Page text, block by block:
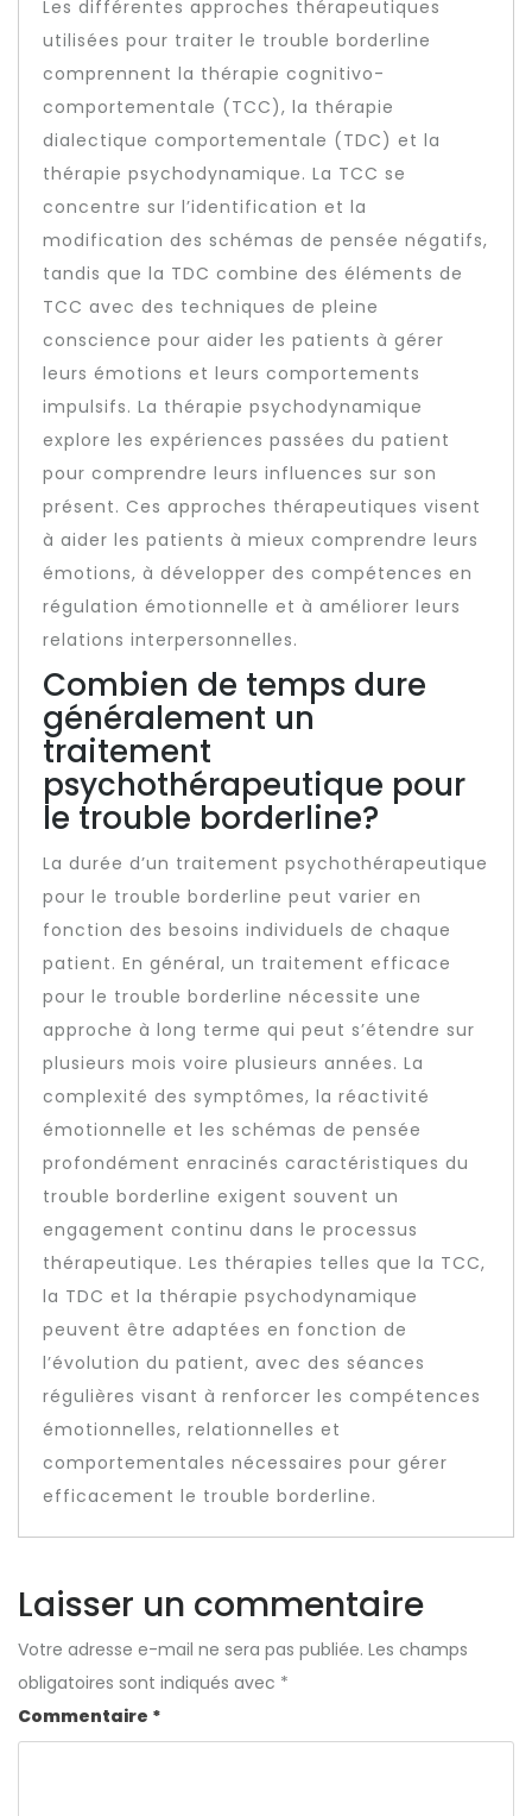
Les différentes approches thérapeutiques
utilisées pour traiter le trouble borderline
comprennent la thérapie cognitivo-
comportementale (TCC), la thérapie
dialectique comportementale (TDC) et la
thérapie psychodynamique. La TCC se
concentre sur l’identification et la
modification des schémas de pensée négatifs,
tandis que la TDC combine des éléments de
TCC avec des techniques de pleine
conscience pour aider les patients à gérer
leurs émotions et leurs comportements
impulsifs. La thérapie psychodynamique
explore les expériences passées du patient
pour comprendre leurs influences sur son
présent. Ces approches thérapeutiques visent
à aider les patients à mieux comprendre leurs
émotions, à développer des compétences en
régulation émotionnelle et à améliorer leurs
relations interpersonnelles.
Combien de temps dure
généralement un
traitement
psychothérapeutique pour
le trouble borderline?
La durée d’un traitement psychothérapeutique
pour le trouble borderline peut varier en
fonction des besoins individuels de chaque
patient. En général, un traitement efficace
pour le trouble borderline nécessite une
approche à long terme qui peut s’étendre sur
plusieurs mois voire plusieurs années. La
complexité des symptômes, la réactivité
émotionnelle et les schémas de pensée
profondément enracinés caractéristiques du
trouble borderline exigent souvent un
engagement continu dans le processus
thérapeutique. Les thérapies telles que la TCC,
la TDC et la thérapie psychodynamique
peuvent être adaptées en fonction de
l’évolution du patient, avec des séances
régulières visant à renforcer les compétences
émotionnelles, relationnelles et
comportementales nécessaires pour gérer
efficacement le trouble borderline.
Laisser un commentaire
Votre adresse e-mail ne sera pas publiée. Les champs
obligatoires sont indiqués avec *
Commentaire *